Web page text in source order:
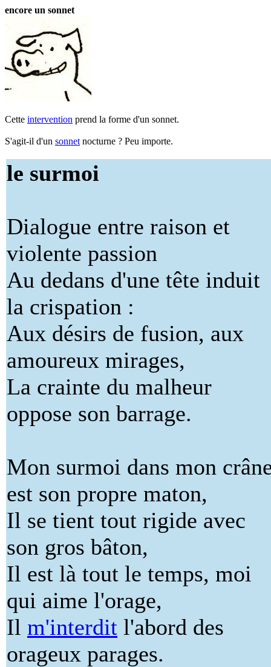
encore un sonnet
Cette intervention prend la forme d'un sonnet.
S'agit-il d'un sonnet nocturne ? Peu importe.
le surmoi
Dialogue entre raison et
violente passion
Au dedans d'une tête induit
la crispation :
Aux désirs de fusion, aux
amoureux mirages,
La crainte du malheur
oppose son barrage.
Mon surmoi dans mon
est son propre maton,
Il se tient tout rigide avec
son gros bâton,
Il est là tout le temps, moi
qui aime l'orage,
Il m'interdit l'abord des
orageux parages.